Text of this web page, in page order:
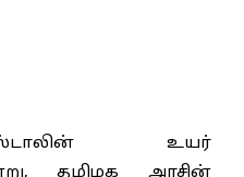
உயர்